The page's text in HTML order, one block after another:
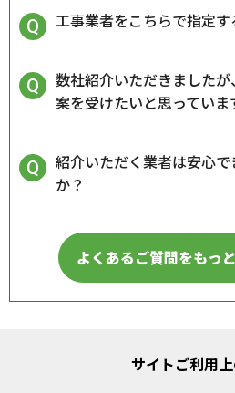
工事業者をこちらで指定す
数社紹介いただきました
案を受けたいと思っていま
紹介いただく業者は安心で
か？
よくあるご質問をもっ
サイトご利用